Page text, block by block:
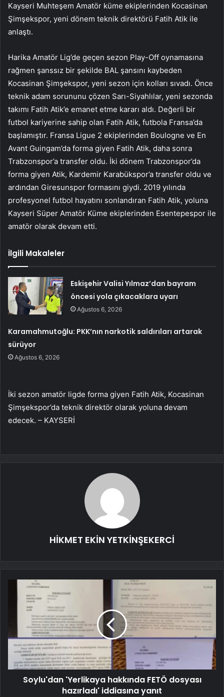
Kayseri Muhteşem Amatör küme ekiplerinden Kocasinan
Şimşekspor, yeni dönem teknik direktörü Fatih Atik ile
anlaştı.
Harika Amatör Lig’de geçen sezon Play-Off oynamasına
rağmen şanssız bir şekilde BAL şansını kaybeden
Kocasinan Şimşekspor, yeni sezon için kolları sıvadı. Önce
teknik adam sorununu çözen Sarı-Siyahlılar, yeni sezonda
takımı Fatih Atik’e emanet etme kararı aldı. Değerli bir
futbol kariyerine sahip olan Fatih Atik, futbola Fransa’da
başlamıştır. Fransa Ligue 2 ekiplerinden Boulogne ve En
Avant Guingam’da forma giyen Fatih Atik, daha sonra
Trabzonspor’a transfer oldu. İki dönem Trabzonspor’da
forma giyen Atik, Kardemir Karabükspor’a transfer oldu ve
ardından Giresunspor formasını giydi. 2019 yılında
profesyonel futbol hayatını sonlandıran Fatih Atik, yoluna
Kayseri Süper Amatör Küme ekiplerinden Esentepespor ile
amatör olarak devam etti.
İlgili Makaleler
Eskişehir Valisi Yılmaz’dan bayram
öncesi yola çıkacaklara uyarı
Ağustos 6, 2026
Karamahmutoğlu: PKK’nın narkotik saldırıları artarak
sürüyor
Ağustos 6, 2026
İki sezon amatör ligde forma giyen Fatih Atik, Kocasinan
Şimşekspor’da teknik direktör olarak yoluna devam
edecek. – KAYSERİ
HİKMET EKİN YETKİNŞEKERCİ
Soylu'dan 'Yerlikaya hakkında FETÖ dosyası
hazırladı' iddiasına yanıt